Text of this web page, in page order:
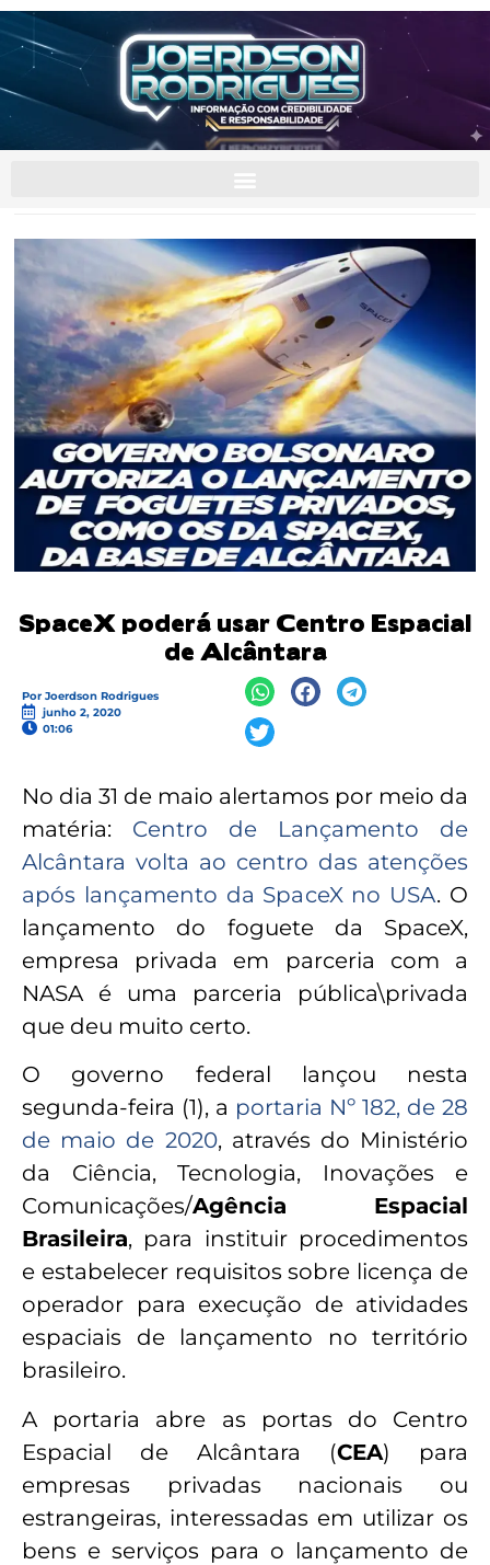
SpaceX poderá usar Centro Espacial
de Alcântara
Por Joerdson Rodrigues
junho 2, 2020
01:06
No dia 31 de maio alertamos por meio da
matéria: Centro de Lançamento de
Alcântara volta ao centro das atenções
após lançamento da SpaceX no USA. O
lançamento do foguete da SpaceX,
empresa privada em parceria com a
NASA é uma parceria pública\privada
que deu muito certo.
O governo federal lançou nesta
segunda-feira (1), a portaria Nº 182, de 28
de maio de 2020, através do Ministério
da Ciência, Tecnologia, Inovações e
Comunicações/Agência Espacial
Brasileira, para instituir procedimentos
e estabelecer requisitos sobre licença de
operador para execução de atividades
espaciais de lançamento no território
brasileiro.
A portaria abre as portas do Centro
Espacial de Alcântara (CEA) para
empresas privadas nacionais ou
estrangeiras, interessadas em utilizar os
bens e serviços para o lançamento de